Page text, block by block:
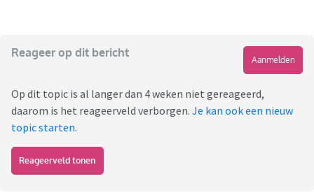
Reageer op dit bericht
Aanmelden
Op dit topic is al langer dan 4 weken niet gereageerd,
daarom is het reageerveld verborgen. Je kan ook een nieuw
topic starten.
Reageerveld tonen